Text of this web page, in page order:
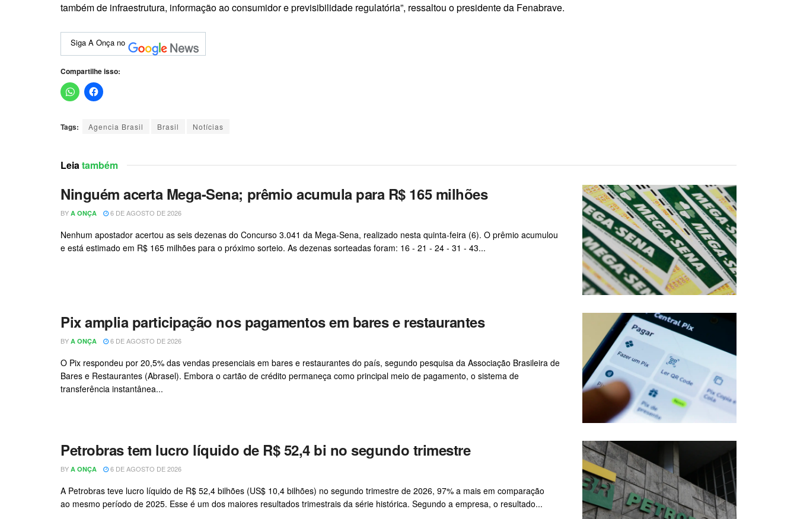
também de infraestrutura, informação ao consumidor e previsibilidade regulatória”, ressaltou o presidente da Fenabrave.
Siga A Onça no
Compartilhe isso:
Tags: Agencia Brasil Brasil Notícias
Leiatambém
Ninguém acerta Mega-Sena; prêmio acumula para R$ 165 milhões
BY A ONÇA 6 DE AGOSTO DE 2026
Nenhum apostador acertou as seis dezenas do Concurso 3.041 da Mega-Sena, realizado nesta quinta-feira (6). O prêmio acumulou
e está estimado em R$ 165 milhões para o próximo sorteio. As dezenas sorteadas foram: 16 - 21 - 24 - 31 - 43...
Pix amplia participação nos pagamentos em bares e restaurantes
BY A ONÇA 6 DE AGOSTO DE 2026
O Pix respondeu por 20,5% das vendas presenciais em bares e restaurantes do país, segundo pesquisa da Associação Brasileira de
Bares e Restaurantes (Abrasel). Embora o cartão de crédito permaneça como principal meio de pagamento, o sistema de
transferência instantânea...
Petrobras tem lucro líquido de R$ 52,4 bi no segundo trimestre
BY A ONÇA 6 DE AGOSTO DE 2026
A Petrobras teve lucro líquido de R$ 52,4 bilhões (US$ 10,4 bilhões) no segundo trimestre de 2026, 97% a mais em comparação
ao mesmo período de 2025. Esse é um dos maiores resultados trimestrais da série histórica. Segundo a empresa, o resultado...